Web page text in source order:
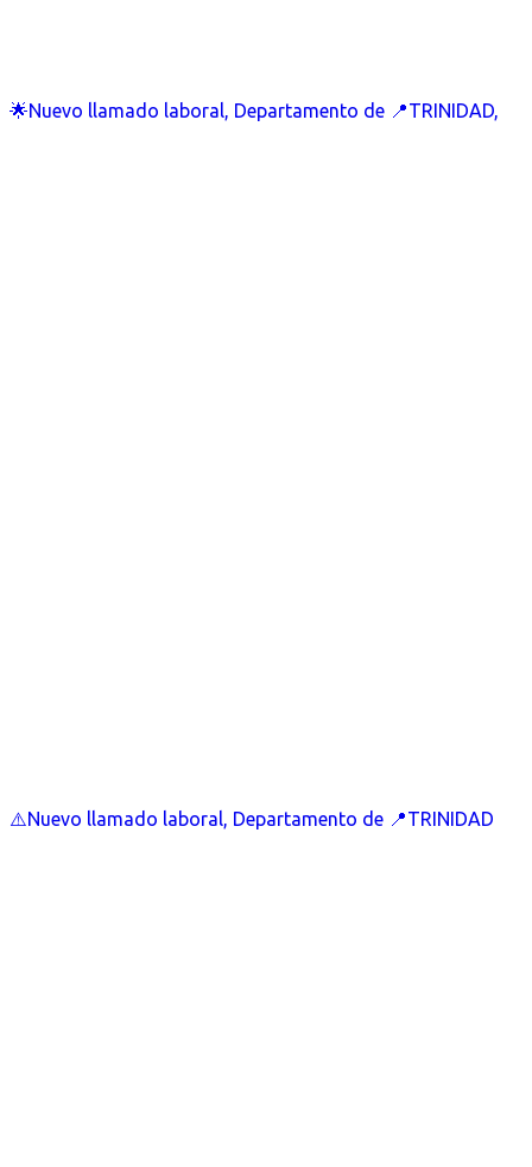
🌟Nuevo llamado laboral, Departamento de 📍TRINIDAD,
⚠️Nuevo llamado laboral, Departamento de 📍TRINIDAD